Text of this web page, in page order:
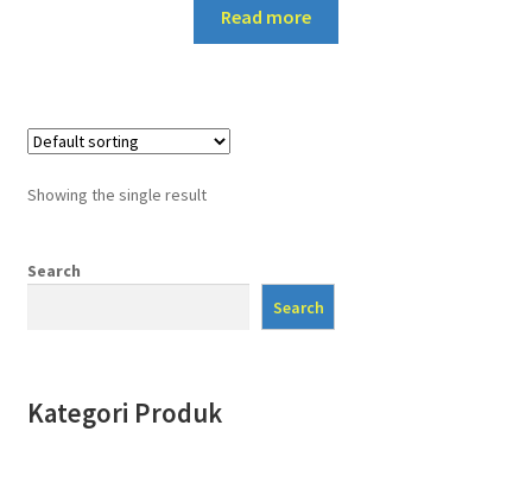
Read more
Showing the single result
Search
Search
Kategori Produk